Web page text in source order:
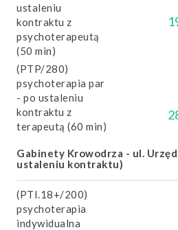
ustaleniu
kontraktu z
psychoterapeutą
(50 min)
(PTP/280)
psychoterapia par
- po ustaleniu
kontraktu z
terapeutą (60 min)
Gabinety Krowodrza - ul.
ustaleniu kontraktu)
(PTI.18+/200)
psychoterapia
indywidualna